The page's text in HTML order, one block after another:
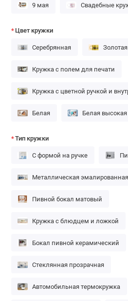
9 мая Свадебные
Цвет кружки
Серебрянная Золотая
Кружка с полем для печати
Кружка с цветной ручкой и
Белая Белая высокая
Тип кружки
С формой на ручке
Металлическая эмалированная
Пивной бокал матовый
Кружка с блюдцем и ложкой
Бокал пивной керамический
Стеклянная прозрачная
Автомобильная термокружка